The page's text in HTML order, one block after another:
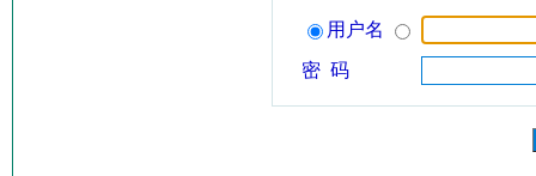
用户名
密 码